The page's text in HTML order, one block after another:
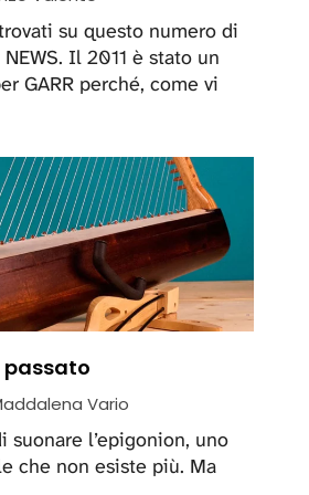
su questo numero di
Il 2011 è stato un
GARR perché, come vi
passato
Vario
suonare l’epigonion, uno
che non esiste più. Ma